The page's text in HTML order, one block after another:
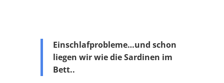
Einschlafprobleme…und schon
liegen wir wie die Sardinen im
Bett..